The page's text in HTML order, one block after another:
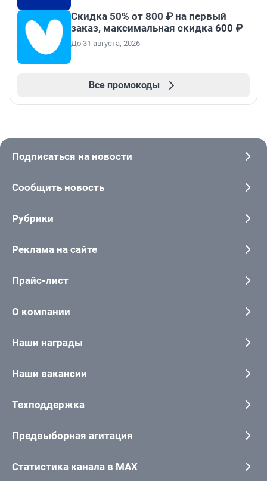
Скидка 50% от 800 ₽ на первый
заказ, максимальная скидка 600 ₽
До 31 августа, 2026
Все промокоды
Подписаться на новости
Сообщить новость
Рубрики
Реклама на сайте
Прайс-лист
О компании
Наши награды
Наши вакансии
Техподдержка
Предвыборная агитация
Статистика канала в MAX